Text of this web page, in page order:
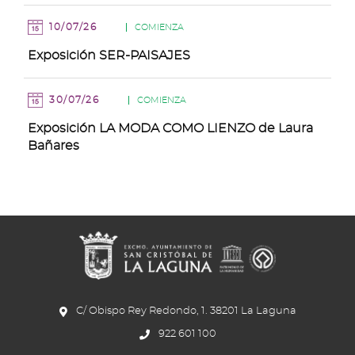
10/07/26 COMIENZA
Exposición SER-PAISAJES
30/07/26 COMIENZA
Exposición LA MODA COMO LIENZO de Laura
Bañares
C/ Obispo Rey Redondo, 1. 38201 La Laguna
922 601 100